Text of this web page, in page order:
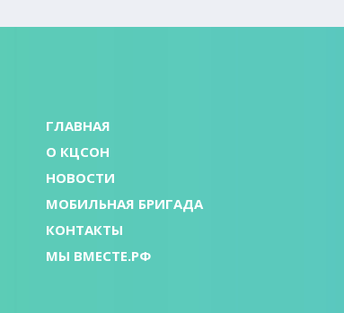
ГЛАВНАЯ
О КЦСОН
НОВОСТИ
МОБИЛЬНАЯ БРИГАДА
КОНТАКТЫ
МЫ ВМЕСТЕ.РФ